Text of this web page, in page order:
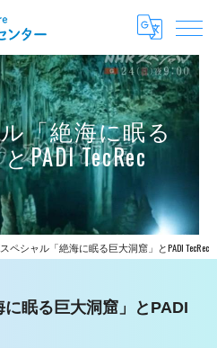
「絶海に眠る
PADI TecRec
スペシャル「絶海に眠る巨大洞窟」とPADI TecRec
眠る巨大洞窟」とPADI